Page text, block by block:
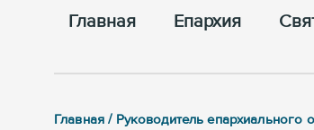
Главная Епархия
Главная / Руководитель епархиального